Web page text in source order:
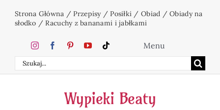
zawartości
Strona Główna /Przepisy/Posiłki / Obiad /Obiady na
słodko /Racuchy z bananami i jabłkami
Szukaj
Menu
Home
Ciasta
Wypieki Beaty